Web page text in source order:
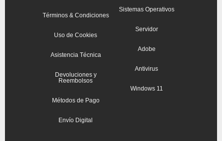
Términos & Condiciones
Uso de Cookies
Asistencia Técnica
Devoluciones y
Reembolsos
Métodos de Pago
Envío Digital
Sistemas Operativos
Servidor
Adobe
Antivirus
Windows 11